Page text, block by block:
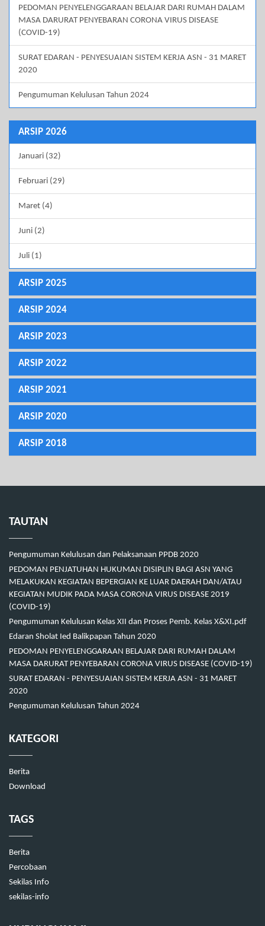
PEDOMAN PENYELENGGARAAN BELAJAR DARI RUMAH DALAM
MASA DARURAT PENYEBARAN CORONA VIRUS DISEASE
(COVID-19)
SURAT EDARAN - PENYESUAIAN SISTEM KERJA ASN - 31 MARET
2020
Pengumuman Kelulusan Tahun 2024
ARSIP 2026
Januari (32)
Februari (29)
Maret (4)
Juni (2)
Juli (1)
ARSIP 2025
ARSIP 2024
ARSIP 2023
ARSIP 2022
ARSIP 2021
ARSIP 2020
ARSIP 2018
TAUTAN
Pengumuman Kelulusan dan Pelaksanaan PPDB 2020
PEDOMAN PENJATUHAN HUKUMAN DISIPLIN BAGI ASN YANG
MELAKUKAN KEGIATAN BEPERGIAN KE LUAR DAERAH DAN/ATAU
KEGIATAN MUDIK PADA MASA CORONA VIRUS DISEASE 2019
(COVID-19)
Pengumuman Kelulusan Kelas XII dan Proses Pemb. Kelas X&XI.pdf
Edaran Sholat Ied Balikpapan Tahun 2020
PEDOMAN PENYELENGGARAAN BELAJAR DARI RUMAH DALAM
MASA DARURAT PENYEBARAN CORONA VIRUS DISEASE (COVID-19)
SURAT EDARAN - PENYESUAIAN SISTEM KERJA ASN - 31 MARET
2020
Pengumuman Kelulusan Tahun 2024
KATEGORI
Berita
Download
TAGS
Berita
Percobaan
Sekilas Info
sekilas-info